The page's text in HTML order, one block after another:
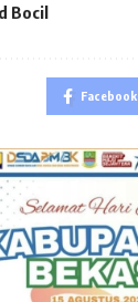
Bocil
Facebook